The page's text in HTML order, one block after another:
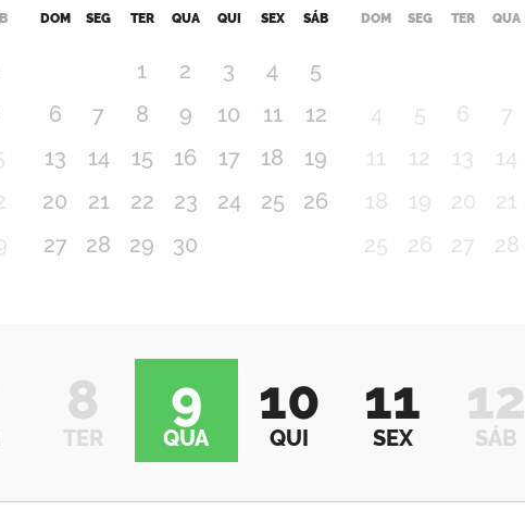
DOM SEG TER QUA QUI SEX SÁB
1 2 3 4
5
6
7 8 9 10 11
12
13
14 15 16 17 18
19
20
21 22 23 24 25
26
27
28 29 30
DOM SEG TER QUA
4
5 6 7
11
12 13 14
18
19 20 21
25
26 27 28
8
TER
9
QUA
10
QUI
11
SEX
12
SÁB